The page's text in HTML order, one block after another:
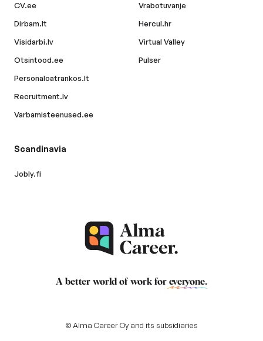
CV.ee
Dirbam.lt
Visidarbi.lv
Otsintood.ee
Personaloatrankos.lt
Recruitment.lv
Varbamisteenused.ee
Vrabotuvanje
Hercul.hr
Virtual Valley
Pulser
Scandinavia
Jobly.fi
A better world of work for everyone.
© Alma Career Oy and its subsidiaries